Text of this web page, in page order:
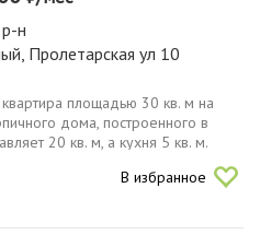
р-н
Пролетарская ул 10
площадью 30 кв. м на
дома, построенного в
20 кв. м, а кухня 5 кв. м.
ищет комфортное жилье в
В избранное